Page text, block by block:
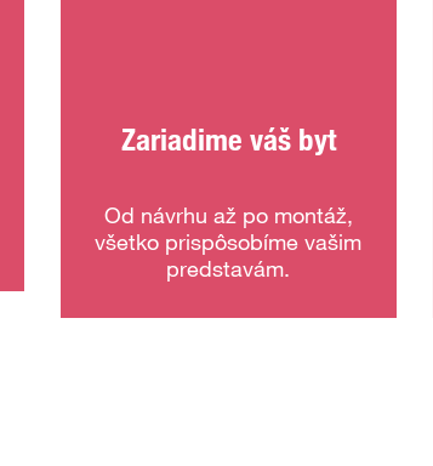
Zariadime váš byt
Od návrhu až po montáž,
všetko prispôsobíme vašim
predstavám.